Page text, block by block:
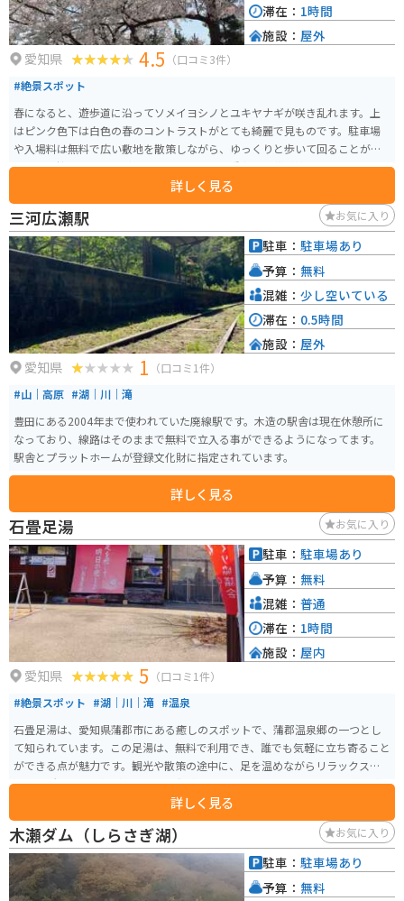
愛知県 4.5 （口コミ3件）
#絶景スポット
春になると、遊歩道に沿ってソメイヨシノとユキヤナギが咲き乱れます。上
はピンク色下は白色の春のコントラストがとても綺麗で見ものです。駐車場
や入場料は無料で広い敷地を散策しながら、ゆっくりと歩いて回ることがで
きます。桜やネコヤナギ以外にもたくさんの種類のお花が植えられていて、と
ても綺麗に手入れしてある。敷地内にある建物は、デザインがとても凝って
おり、建物内から見る外の自然の景色が美しく見えるようになっていて、1枚
の絵のように見え癒されます。もちろん、春だけでなく、季節折々に植物た
ちがガラッと色を変えるので、年中楽しめる場所です。
詳しく見る
滞在： 1時間
施設： 屋外
三河広瀬駅 お気に入り
愛知県 1 （口コミ1件）
#山｜高原 #湖｜川｜滝
豊田にある2004年まで使われていた廃線駅です。木造の駅舎は現在休憩所に
なっており、線路はそのままで無料で立入る事ができるようになってます。
駅舎とプラットホームが登録文化財に指定されています。
詳しく見る
駐車： 駐車場あり
予算： 無料
混雑： 少し空いている
滞在： 0.5時間
施設： 屋外
石畳足湯 お気に入り
愛知県 5 （口コミ1件）
#絶景スポット #湖｜川｜滝 #温泉
石畳足湯は、愛知県蒲郡市にある癒しのスポットで、蒲郡温泉郷の一つとし
て知られています。この足湯は、無料で利用でき、誰でも気軽に立ち寄ること
ができる点が魅力です。観光や散策の途中に、足を温めながらリラックスで
きる場所として人気があります。 温泉は、ナトリウム・カルシウム塩化物泉
で、疲労回復や冷え性の改善に効果があるとされています。施設は清潔で、
ゆったりと足を伸ばせるスペースも広く、気軽に温泉気分を味わうことがで
きます。また、周囲は自然豊かな環境で、四季折々の景色を楽しむことがで
きるため、地元住民だけでなく観光客にも好評です。
詳しく見る
駐車： 駐車場あり
予算： 無料
混雑： 普通
滞在： 1時間
施設： 屋内
木瀬ダム（しらさぎ湖） お気に入り
駐車： 駐車場あり
予算： 無料